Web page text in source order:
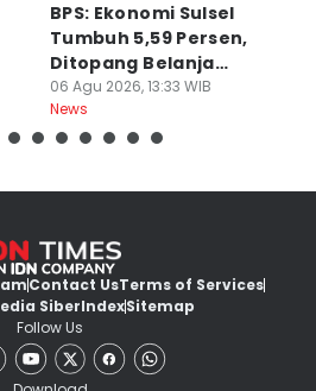
BPS: Ekonomi Sulsel
Tumbuh 5,59 Persen,
Ditopang Belanja
Pemerintah
06 Agu 2026, 13:33 WIB
News
Contact UsTerms of Services
SiberIndexSitemap
Follow Us